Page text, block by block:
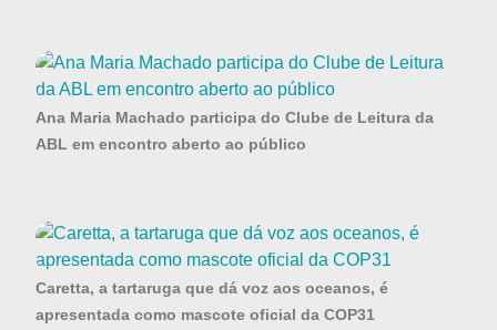
Ana Maria Machado participa do Clube de Leitura da
ABL em encontro aberto ao público
Caretta, a tartaruga que dá voz aos oceanos, é
apresentada como mascote oficial da COP31